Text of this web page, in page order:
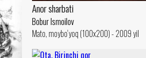
Anor sharbati
Bobur Ismoilov
Mato, moybo‘yoq (100x200) - 2009 yil